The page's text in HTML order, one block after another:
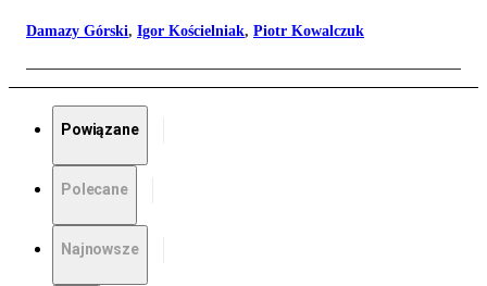
Damazy Górski, Igor Kościelniak, Piotr Kowalczuk
Powiązane
Polecane
Najnowsze